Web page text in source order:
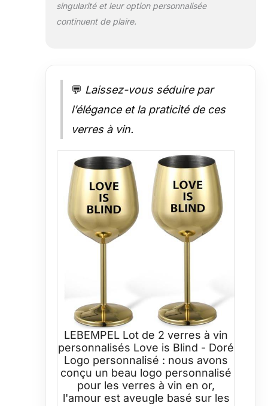
singularité et leur option personnalisée
continuent de plaire.
💬 Laissez-vous séduire par
l’élégance et la praticité de ces
verres à vin.
LEBEMPEL Lot de 2 verres à vin
personnalisés Love is Blind - Doré
Logo personnalisé : nous avons
conçu un beau logo personnalisé
pour les verres à vin en or,
l'amour est aveugle basé sur les